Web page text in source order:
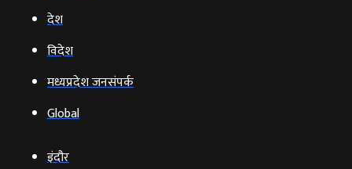
देश
विदेश
मध्यप्रदेश जनसंपर्क
Global
इंदौर